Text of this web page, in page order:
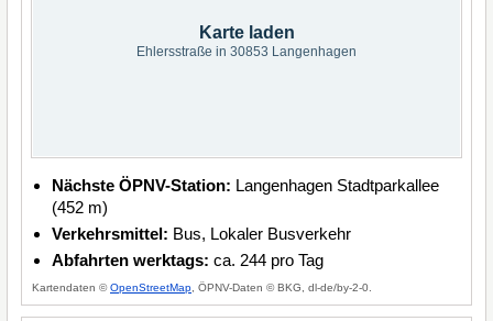
Karte laden
Ehlersstraße in 30853 Langenhagen
Nächste ÖPNV-Station: Langenhagen Stadtparkallee
(452 m)
Verkehrsmittel: Bus, Lokaler Busverkehr
Abfahrten werktags: ca. 244 pro Tag
Kartendaten ©OpenStreetMap , ÖPNV-Daten © BKG, dl-de/by-2-0.